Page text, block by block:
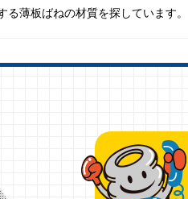
る薄板ばねの材質を探しています。